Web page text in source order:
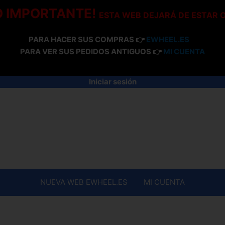
IMPORTANTE! ESTA WEB DEJARÁ DE ESTAR
PARA HACER SUS COMPRAS 👉 EWHEEL.ES
PARA VER SUS PEDIDOS ANTIGUOS 👉 MI CUENTA
Iniciar sesión
NUEVA WEB EWHEEL.ES MI CUENTA